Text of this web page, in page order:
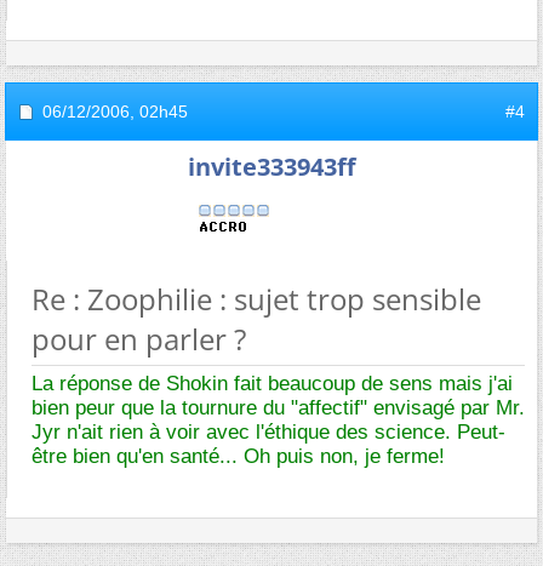
06/12/2006, 02h45 #4
invite333943ff
Re : Zoophilie : sujet trop sensible
pour en parler ?
La réponse de Shokin fait beaucoup de sens mais j'ai
bien peur que la tournure du "affectif" envisagé par Mr.
Jyr n'ait rien à voir avec l'éthique des science. Peut-
être bien qu'en santé... Oh puis non, je ferme!